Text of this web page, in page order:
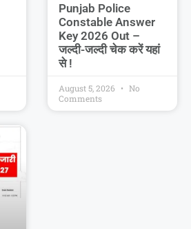
Punjab Police
Constable Answer
Key 2026 Out –
जल्दी-जल्दी चेक करें यहां
से !
August 5, 2026
No
Comments